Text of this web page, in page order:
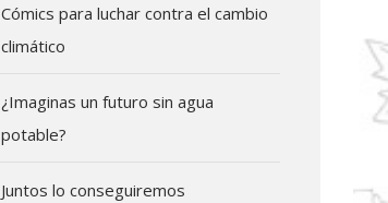
Cómics para luchar contra el cambio
climático
¿Imaginas un futuro sin agua
potable?
Juntos lo conseguiremos